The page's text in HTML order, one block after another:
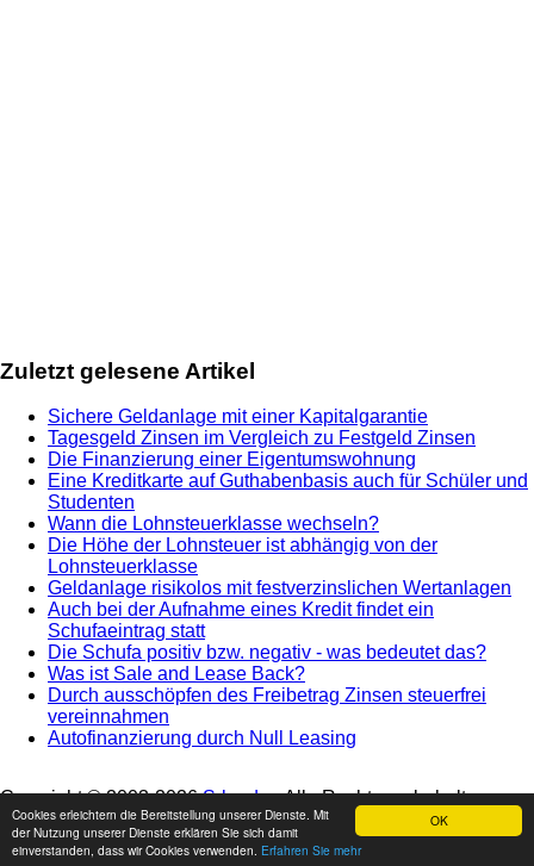
OK
Cookies erleichtern die Bereitstellung unserer Dienste. Mit
der Nutzung unserer Dienste erklären Sie sich damit
einverstanden, dass wir Cookies verwenden. Erfahren Sie mehr
Zuletzt gelesene Artikel
Sichere Geldanlage mit einer Kapitalgarantie
Tagesgeld Zinsen im Vergleich zu Festgeld Zinsen
Die Finanzierung einer Eigentumswohnung
Eine Kreditkarte auf Guthabenbasis auch für Schüler und
Studenten
Wann die Lohnsteuerklasse wechseln?
Die Höhe der Lohnsteuer ist abhängig von der
Lohnsteuerklasse
Geldanlage risikolos mit festverzinslichen Wertanlagen
Auch bei der Aufnahme eines Kredit findet ein
Schufaeintrag statt
Die Schufa positiv bzw. negativ - was bedeutet das?
Was ist Sale and Lease Back?
Durch ausschöpfen des Freibetrag Zinsen steuerfrei
vereinnahmen
Autofinanzierung durch Null Leasing
Copyright © 2003-2026Srbg.de- Alle Rechte vorbehalten -
Impressum-Nutzungshinweis-Datenschutz